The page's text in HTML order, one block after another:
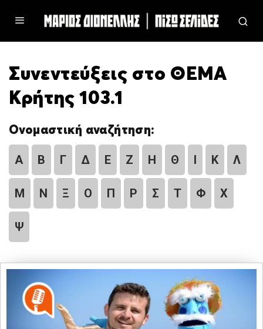
Συνεντεύξεις στο ΘΕΜΑ
Κρήτης 103.1
Ονομαστική αναζήτηση:
Α Β Γ Δ Ε Ζ Η Θ Ι Κ Λ
Μ Ν Ξ Ο Π Ρ Σ Τ Φ Χ
Ψ